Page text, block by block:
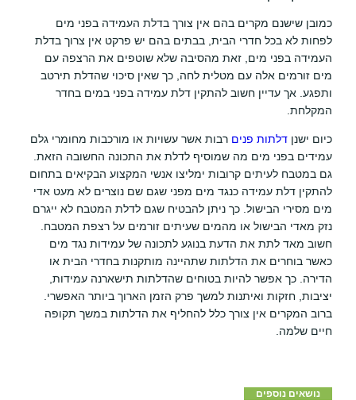
כמובן שישנם מקרים בהם אין צורך בדלת העמידה בפני מים
לפחות לא בכל חדרי הבית, בבתים בהם יש פרקט אין צרוך בדלת
העמידה בפני מים, זאת מהסיבה שלא שוטפים את הרצפה עם
מים זורמים אלה עם מטלית לחה, כך שאין סיכוי שהדלת תירטב
ותפגע. אך עדיין חשוב להתקין דלת עמידה בפני במים בחדר
המקלחת.
כיום ישנן דלתות פנים רבות אשר עשויות או מורכבות מחומרי גלם
עמידים בפני מים מה שמוסיף לדלת את התכונה החשובה הזאת.
גם במטבח לעיתים קרובות ימליצו אנשי המקצוע הבקיאים בתחום
להתקין דלת עמידה כנגד מים מפני שגם שם נוצרים לא מעט אדי
מים מסירי הבישול. כך ניתן להבטיח שגם לדלת המטבח לא ייגרם
נזק מאדי הבישול או מהמים שעיתים זורמים על רצפת המטבח.
חשוב מאד לתת את הדעת בנוגע לתכונה של עמידות נגד מים
כאשר בוחרים את הדלתות שתהיינה מותקנות בחדרי הבית או
הדירה. כך אפשר להיות בטוחים שהדלתות תישארנה עמידות,
יציבות, חזקות ואיתנות למשך פרק הזמן הארוך ביותר האפשרי.
ברוב המקרים אין צורך כלל להחליף את הדלתות במשך תקופה
חיים שלמה.
נושאים נוספים